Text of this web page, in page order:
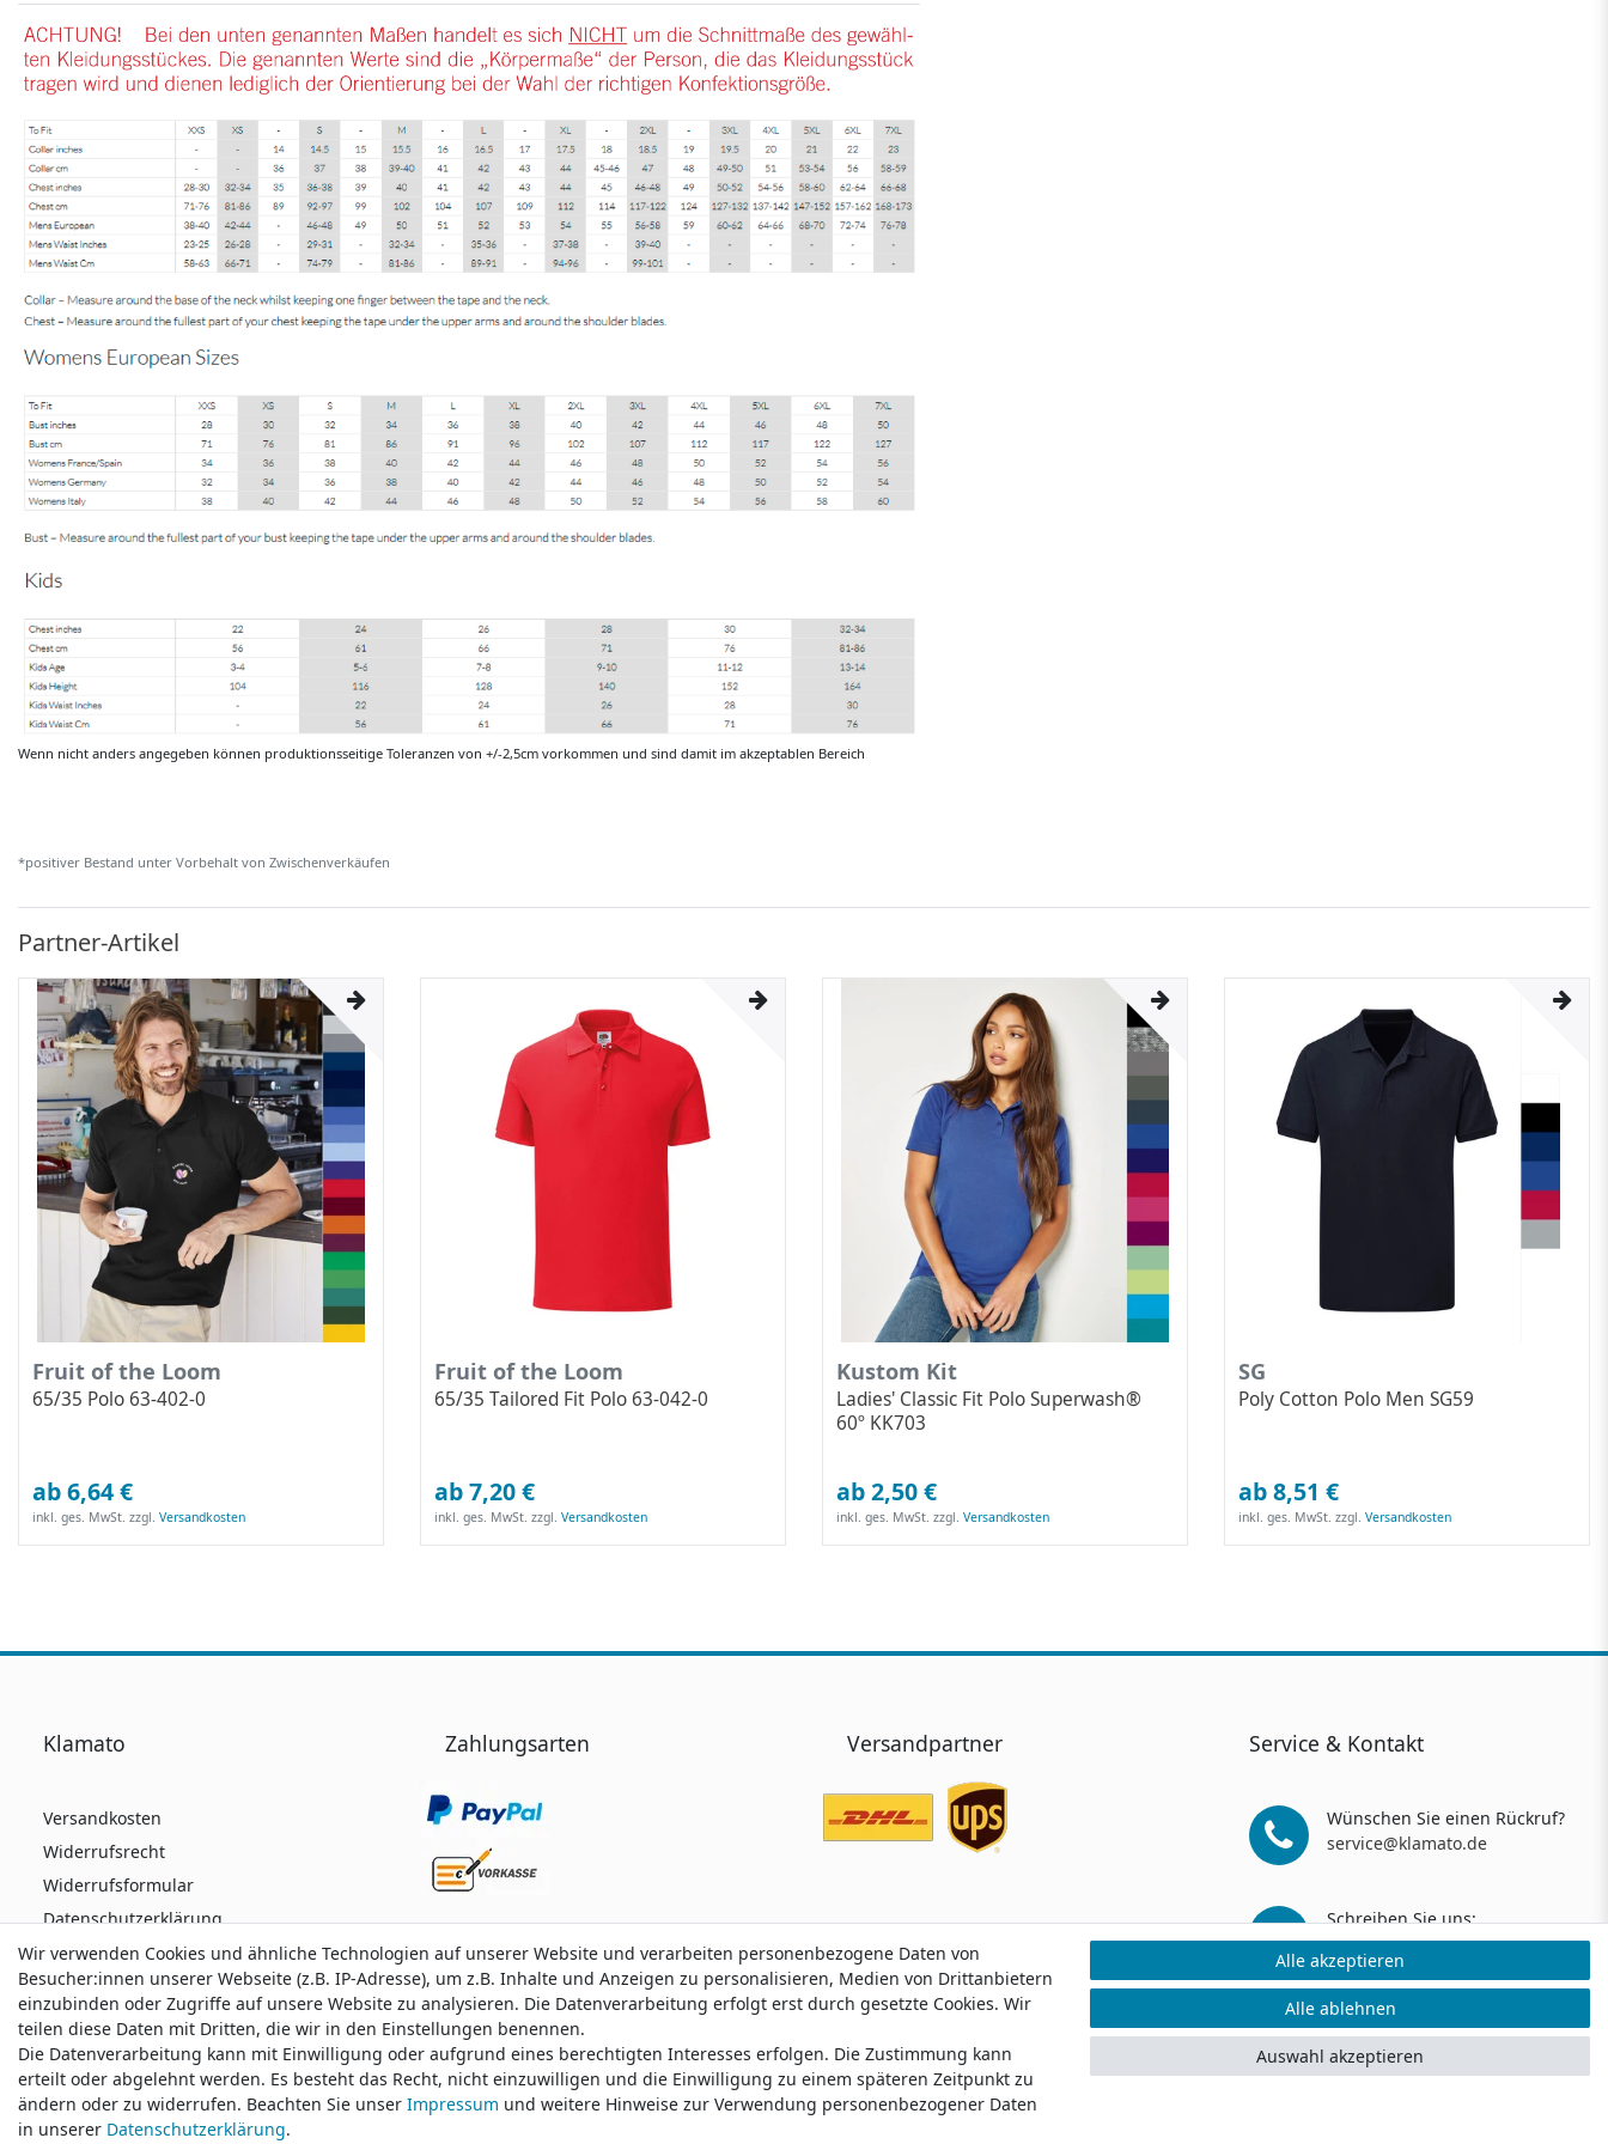
Wenn nicht anders angegeben können produktionsseitige Toleranzen von +/-2,5cm vorkommen und sind damit im akzeptablen Bereich
*positiver Bestand unter Vorbehalt von Zwischenverkäufen
Partner-Artikel
Fruit of the Loom
65/35 Polo 63-402-0
ab 6,64 €
inkl. ges. MwSt. zzgl.Versandkosten
Fruit of the Loom
65/35 Tailored Fit Polo 63-042-0
ab 7,20 €
inkl. ges. MwSt. zzgl.Versandkosten
Kustom Kit
Ladies' Classic Fit Polo Superwash®
60º KK703
ab 2,50 €
inkl. ges. MwSt. zzgl.Versandkosten
SG
Poly Cotton Polo Men SG59
ab 8,51 €
inkl. ges. MwSt. zzgl.Versandkosten
Klamato
Versandkosten
Widerrufsrecht
Widerrufsformular
Datenschutzerklärung
AGB
Impressum
Zahlungsarten Versandpartner Service & Kontakt
Wünschen Sie einen Rückruf?
service@klamato.de
Schreiben Sie uns:
service@klamato.de
Durchschnittliche Bewertung vonklamato.de bei Trustami:5.00/5.00 mit319.165Bewertungen | Bewertungsgrundlage des Anbieters: 5 Verkaufs- und 3 Bewertungsplattformen
Wir verwenden Cookies und ähnliche Technologien auf unserer Website und verarbeiten personenbezogene Daten von
Besucher:innen unserer Webseite (z.B. IP-Adresse), um z.B. Inhalte und Anzeigen zu personalisieren, Medien von Drittanbietern
einzubinden oder Zugriffe auf unsere Website zu analysieren. Die Datenverarbeitung erfolgt erst durch gesetzte Cookies. Wir
teilen diese Daten mit Dritten, die wir in den Einstellungen benennen.
Die Datenverarbeitung kann mit Einwilligung oder aufgrund eines berechtigten Interesses erfolgen. Die Zustimmung kann
erteilt oder abgelehnt werden. Es besteht das Recht, nicht einzuwilligen und die Einwilligung zu einem späteren Zeitpunkt zu
ändern oder zu widerrufen. Beachten Sie unser Impressum und weitere Hinweise zur Verwendung personenbezogener Daten
in unserer Daten­schutz­erklärung.
Alle akzeptieren
Alle ablehnen
Auswahl akzeptieren
Wir verwenden Cookies und ähnliche Technologien auf unserer Website und verarbeiten personenbezogene Daten von
Besucher:innen unserer Webseite (z.B. IP-Adresse), um z.B. Inhalte und Anzeigen zu personalisieren, Medien von Drittanbietern
einzubinden oder Zugriffe auf unsere Website zu analysieren. Die Datenverarbeitung erfolgt erst durch gesetzte Cookies. Wir
teilen diese Daten mit Dritten, die wir in den Einstellungen benennen.
Die Datenverarbeitung kann mit Einwilligung oder aufgrund eines berechtigten Interesses erfolgen. Die Zustimmung kann
erteilt oder abgelehnt werden. Es besteht das Recht, nicht einzuwilligen und die Einwilligung zu einem späteren Zeitpunkt zu
ändern oder zu widerrufen. Beachten Sie unser Impressum und weitere Hinweise zur Verwendung personenbezogener Daten
in unserer Daten­schutz­erklärung.
Alle akzeptieren
Alle ablehnen
Auswahl akzeptieren